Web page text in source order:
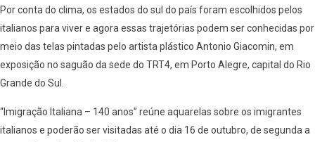
Por conta do clima, os estados do sul do país foram escolhidos pelos
italianos para viver e agora essas trajetórias podem ser conhecidas por
meio das telas pintadas pelo artista plástico Antonio Giacomin, em
exposição no saguão da sede do TRT4, em Porto Alegre, capital do Rio
Grande do Sul.
“Imigração Italiana – 140 anos” reúne aquarelas sobre os imigrantes
italianos e poderão ser visitadas até o dia 16 de outubro, de segunda a